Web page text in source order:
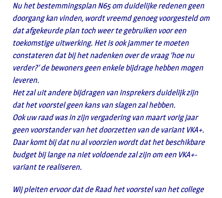
Nu het bestemmingsplan N65 om duidelijke redenen geen
doorgang kan vinden, wordt vreemd genoeg voorgesteld om
dat afgekeurde plan toch weer te gebruiken voor een
toekomstige uitwerking. Het is ook jammer te moeten
constateren dat bij het nadenken over de vraag ‘hoe nu
verder?’ de bewoners geen enkele bijdrage hebben mogen
leveren.
Het zal uit andere bijdragen van insprekers duidelijk zijn
dat het voorstel geen kans van slagen zal hebben.
Ook uw raad was in zijn vergadering van maart vorig jaar
geen voorstander van het doorzetten van de variant VKA+.
Daar komt bij dat nu al voorzien wordt dat het beschikbare
budget bij lange na niet voldoende zal zijn om een VKA+-
variant te realiseren.
Wij pleiten ervoor dat de Raad het voorstel van het college